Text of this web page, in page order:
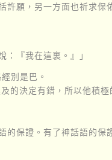
願，另一方面也祈求保
『我在這裏。』」
別是巴。
的決定有錯，所以他積極
保證。有了神話語的保